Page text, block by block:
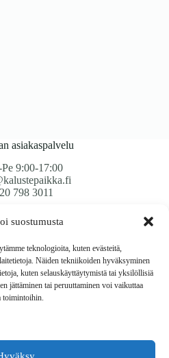
suostumusta
teknologioita, kuten evästeitä,
Näiden tekniikoiden hyväksyminen
kuten selauskäyttäytymistä tai yksilöllisiä
jättäminen tai peruuttaminen voi vaikuttaa
toimintoihin.
asiakaspalvelu
9:00-17:00
798 3011
/ Maksutavat
Maksutavat
ja palautus